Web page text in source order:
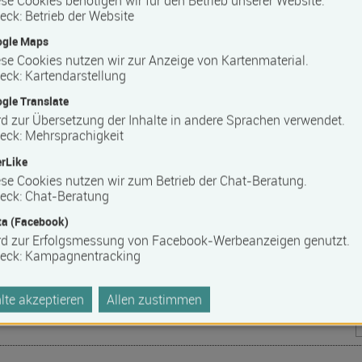
Weiterbildungsangeboten der WINGS. Qualifizieren Sie
Change Management, HR-Management, Personal- und
die Fähigkeit, wissenschaftliche Methoden und
und sozialer Kompetenzen ausgerichtet. Situative
fundiert erarbeitet und in dem jeweiligen beruflichen
mit einem staatlichen Hochschulzertifikat ab und ebnet
: Betrieb der Website
Maps
Cookies nutzen wir zur Anzeige von Kartenmaterial.
: Kartendarstellung
Translate
zur Übersetzung der Inhalte in andere Sprachen verwendet.
: Mehrsprachigkeit
Cookies nutzen wir zum Betrieb der Chat-Beratung.
: Chat-Beratung
(Facebook)
zur Erfolgsmessung von Facebook-Werbeanzeigen genutzt.
: Kampagnentracking
akzeptieren Allen zustimmen